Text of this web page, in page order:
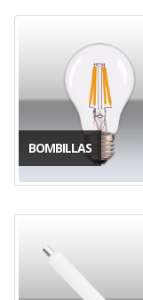
BOMBILLAS